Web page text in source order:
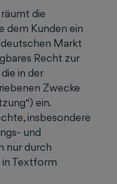
die
dem Kunden ein
Markt
Recht zur
in der
Zwecke
ein.
insbesondere
und
nur durch
in Textform